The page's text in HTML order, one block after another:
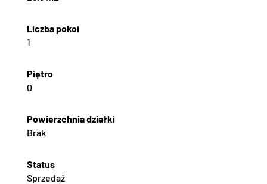
1
0
Brak
Sprzedaż